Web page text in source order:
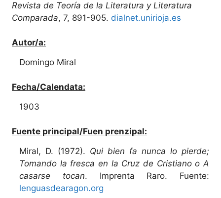
Revista de Teoría de la Literatura y Literatura
Comparada, 7, 891-905. dialnet.unirioja.es
Autor/a:
Domingo Miral
Fecha/Calendata:
1903
Fuente principal/Fuen prenzipal:
Miral, D. (1972). Qui bien fa nunca lo pierde;
Tomando la fresca en la Cruz de Cristiano o A
casarse tocan. Imprenta Raro. Fuente:
lenguasdearagon.org